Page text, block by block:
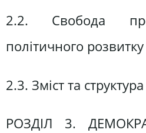
2.2. Свобода
політичного розвитку
2.3. Зміст та
РОЗДІЛ 3.